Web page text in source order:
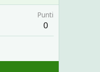
Punti
0